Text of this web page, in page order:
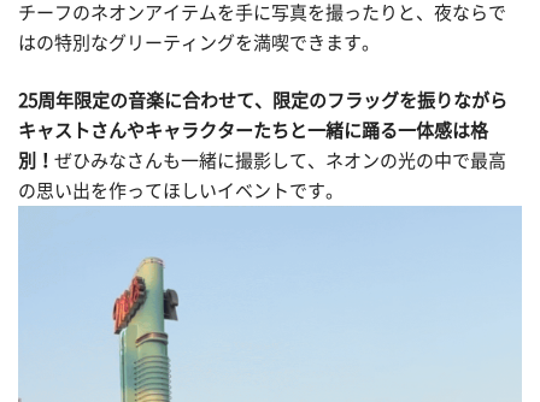
チーフのネオンアイテムを手に写真を撮ったりと、夜ならで
はの特別なグリーティングを満喫できます。
25周年限定の音楽に合わせて、限定のフラッグを振りながら
キャストさんやキャラクターたちと一緒に踊る一体感は格
別！ ぜひみなさんも一緒に撮影して、ネオンの光の中で最高
の思い出を作ってほしいイベントです。